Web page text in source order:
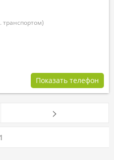
транспортом)
Показать телефон
1